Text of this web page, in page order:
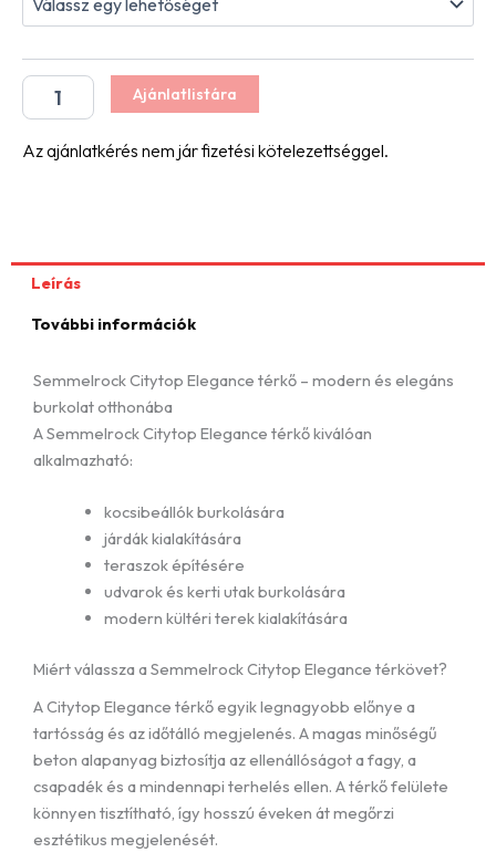
Ajánlatlistára
Az ajánlatkérés nem jár fizetési kötelezettséggel.
Leírás
További információk
Semmelrock Citytop Elegance térkő – modern és elegáns
burkolat otthonába
A Semmelrock Citytop Elegance térkő kiválóan
alkalmazható:
kocsibeállók burkolására
járdák kialakítására
teraszok építésére
udvarok és kerti utak burkolására
modern kültéri terek kialakítására
Miért válassza a Semmelrock Citytop Elegance térkövet?
A Citytop Elegance térkő egyik legnagyobb előnye a
tartósság és az időtálló megjelenés. A magas minőségű
beton alapanyag biztosítja az ellenállóságot a fagy, a
csapadék és a mindennapi terhelés ellen. A térkő felülete
könnyen tisztítható, így hosszú éveken át megőrzi
esztétikus megjelenését.